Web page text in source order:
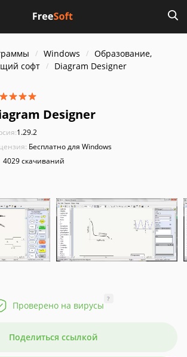
Windows
Образование,
софт Diagram Designer
Designer
1.29.2
Бесплатно для Windows
4029 скачиваний
Проверено на вирусы
?
Поделиться ссылкой